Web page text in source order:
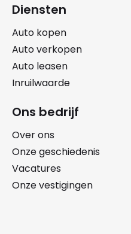
Diensten
Auto kopen
Auto verkopen
Auto leasen
Inruilwaarde
Ons bedrijf
Over ons
Onze geschiedenis
Vacatures
Onze vestigingen